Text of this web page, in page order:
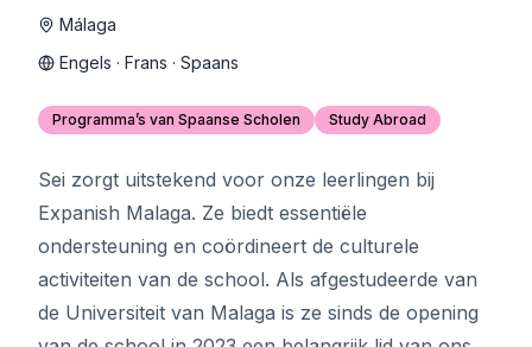
Málaga
Engels · Frans · Spaans
Programma’s van Spaanse Scholen Study Abroad
Sei zorgt uitstekend voor onze leerlingen bij
Expanish Malaga. Ze biedt essentiële
ondersteuning en coördineert de culturele
activiteiten van de school. Als afgestudeerde van
de Universiteit van Malaga is ze sinds de opening